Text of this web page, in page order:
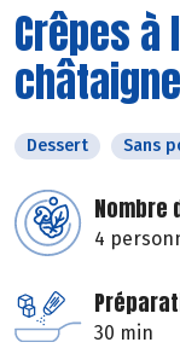
Crêpes à
Dessert Sans
Nombre
4
30 min